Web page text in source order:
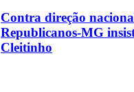
Contra direção
Republicanos-MG
Cleitinho